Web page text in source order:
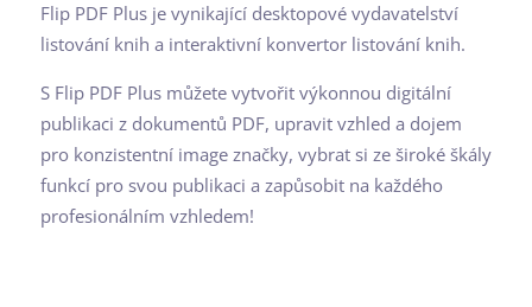
Flip PDF Plus je vynikající desktopové vydavatelství
listování knih a interaktivní konvertor listování knih.
S Flip PDF Plus můžete vytvořit výkonnou digitální
publikaci z dokumentů PDF, upravit vzhled a dojem
pro konzistentní image značky, vybrat si ze široké škály
funkcí pro svou publikaci a zapůsobit na každého
profesionálním vzhledem!